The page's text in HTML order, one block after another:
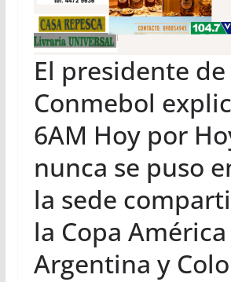
El presidente de
Conmebol
6AM Hoy por
nunca se puso
la sede
la Copa
Argentina y